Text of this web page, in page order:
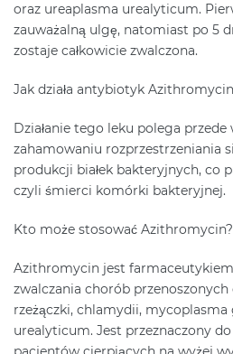
oraz ureaplasma urealyticum.
zauważalną ulgę, natomiast po 5
zostaje całkowicie zwalczona.
Jak działa antybiotyk
Działanie tego leku polega
zahamowaniu rozprzestrzeniania
produkcji białek bakteryjnych, co
czyli śmierci komórki bakteryjnej.
Kto może stosować Azithromycin?
Azithromycin jest
zwalczania chorób przenoszonych
rzeżączki, chlamydii,
urealyticum. Jest przeznaczony